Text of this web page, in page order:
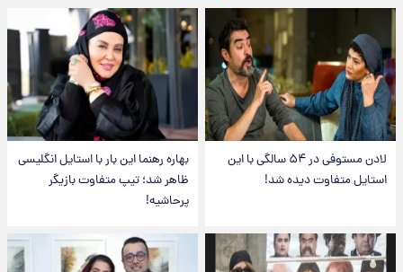
لادن مستوفی در ۵۴ سالگی با این
استایل متفاوت دیده شد!
بهاره رهنما این بار با استایل انگلیسی
ظاهر شد؛ تیپ متفاوت بازیگر
پرحاشیه!